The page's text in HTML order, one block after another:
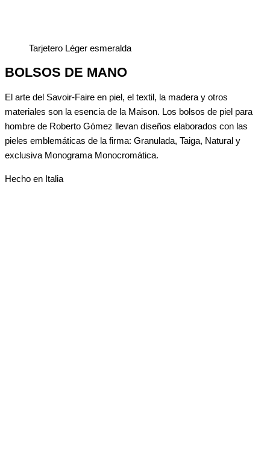
Tarjetero Léger esmeralda
BOLSOS DE MANO
El arte del Savoir-Faire en piel, el textil, la madera y otros
materiales son la esencia de la Maison. Los bolsos de piel para
hombre de Roberto Gómez llevan diseños elaborados con las
pieles emblemáticas de la firma: Granulada, Taiga, Natural y
exclusiva Monograma Monocromática.
Hecho en Italia